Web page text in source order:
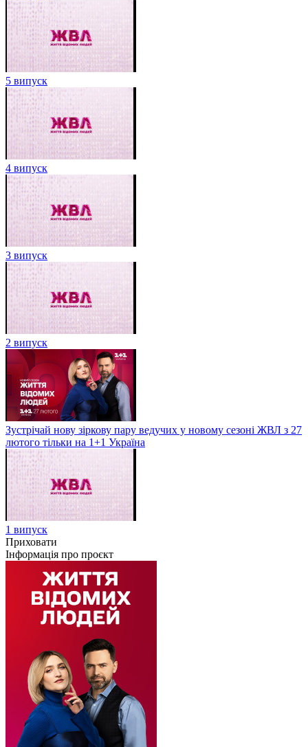
5 випуск
4 випуск
3 випуск
2 випуск
Зустрічай нову зіркову пару ведучих у новому сезоні ЖВЛ з 27
лютого тільки на 1+1 Україна
1 випуск
Приховати
Інформація про проєкт